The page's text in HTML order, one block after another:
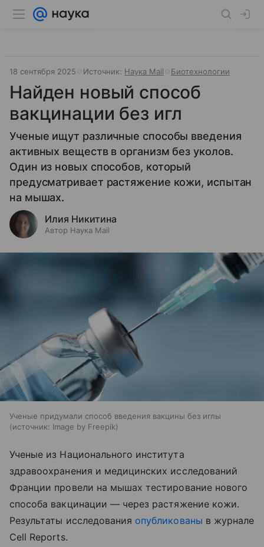
18 сентября 2025 Источник: Наука Mail Биотехнологии
Найден новый способ
вакцинации без игл
Ученые ищут различные способы введения
активных веществ в организм без уколов.
Один из новых способов, который
предусматривает растяжение кожи, испытан
на мышах.
Илия Никитина
Автор Наука Mail
Ученые придумали способ введения вакцины без иглы
источник: Image by Freepik
Ученые из Национального института
здравоохранения и медицинских исследований
Франции провели на мышах тестирование нового
способа вакцинации — через растяжение кожи.
Результаты исследования опубликованы в журнале
Cell Reports.